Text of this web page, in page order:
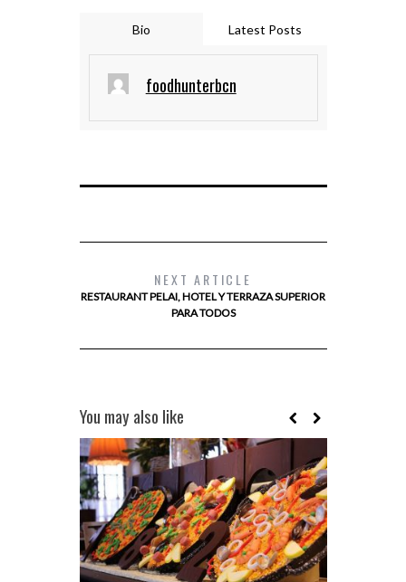
Bio Latest Posts
foodhunterbcn
NEXT ARTICLE
RESTAURANT PELAI, HOTEL Y TERRAZA SUPERIOR
PARA TODOS
You may also like